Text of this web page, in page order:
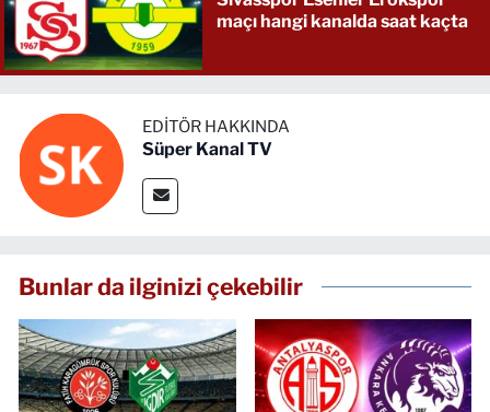
maçı hangi kanalda saat kaçta
EDITÖR HAKKINDA
Süper Kanal TV
Bunlar da ilginizi çekebilir